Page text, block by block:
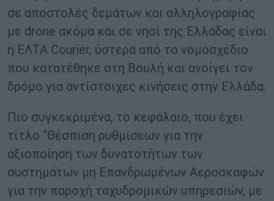
σε αποστολές δεμάτων και αλληλογραφίας
με drone ακόμα και σε νησί της Ελλάδας είναι
η ΕΛΤΑ Courier, ύστερα από το νομοσχέδιο
που κατατέθηκε στη Βουλή και ανοίγει τον
δρόμο για αντίστοιχες κινήσεις στην Ελλάδα.
Πιο συγκεκριμένα, το κεφάλαιο, που έχει
τίτλο “Θέσπιση ρυθμίσεων για την
αξιοποίηση των δυνατοτήτων των
συστημάτων μη Επανδρωμένων Αεροσκαφών
για την παροχή ταχυδρομικών υπηρεσιών, με